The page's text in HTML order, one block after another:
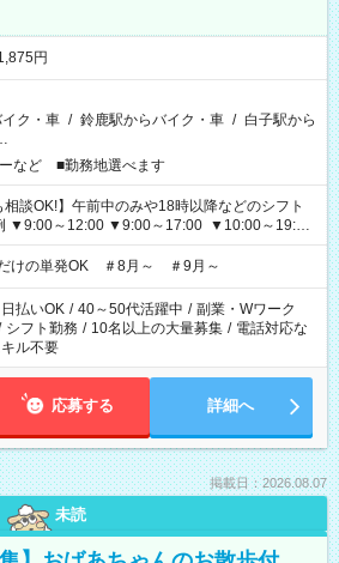
円
ク・車 / 鈴鹿駅からバイク・車 / 白子駅から
など ■勤務地選べます
相談OK!】午前中のみや18時以降などのシフト
けの単発OK ＃8月～ ＃9月～
日払いOK / 40～50代活躍中 / 副業・Wワーク
シフト勤務 / 10名以上の大量募集 / 電話対応な
ル不要
応募する 詳細へ
掲載日：2026.08.07
未読